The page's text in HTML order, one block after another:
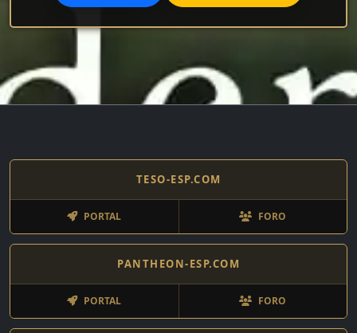
TESO-ESP.COM
PORTAL FORO
PANTHEON-ESP.COM
PORTAL FORO